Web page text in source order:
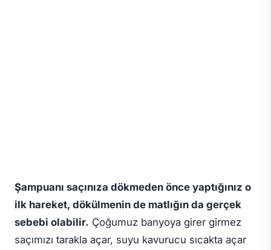
Şampuanı saçınıza dökmeden önce yaptığınız o
ilk hareket, dökülmenin de matlığın da gerçek
sebebi olabilir. Çoğumuz banyoya girer girmez
saçımızı tarakla açar, suyu kavurucu sıcakta açar